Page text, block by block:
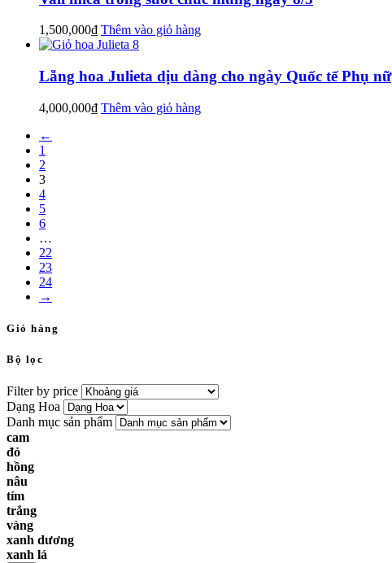
1,500,000₫ Thêm vào giỏ hàng
Lẵng hoa Julieta dịu dàng cho ngày Quốc tế Phụ nữ
4,000,000₫ Thêm vào giỏ hàng
←
1
2
3
4
5
6
…
22
23
24
→
Giỏ hàng
Bộ lọc
Filter by price
Dạng Hoa
Danh mục sản phẩm
cam
đỏ
hồng
nâu
tím
trắng
vàng
xanh dương
xanh lá